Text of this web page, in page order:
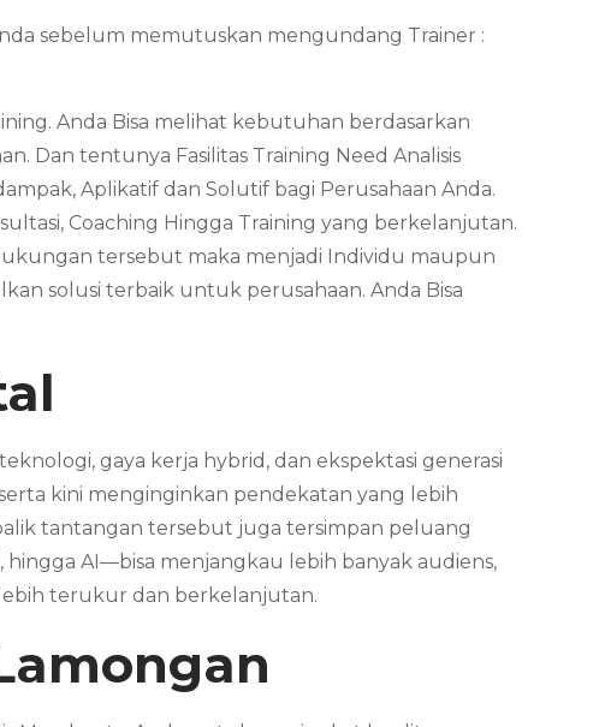
sebelum memutuskan mengundang Trainer :
Anda Bisa melihat kebutuhan berdasarkan
Dan tentunya Fasilitas Training Need Analisis
Aplikatif dan Solutif bagi Perusahaan Anda.
Coaching Hingga Training yang berkelanjutan.
tersebut maka menjadi Individu maupun
solusi terbaik untuk perusahaan. Anda Bisa
gaya kerja hybrid, dan ekspektasi generasi
kini menginginkan pendekatan yang lebih
tantangan tersebut juga tersimpan peluang
AI—bisa menjangkau lebih banyak audiens,
terukur dan berkelanjutan.